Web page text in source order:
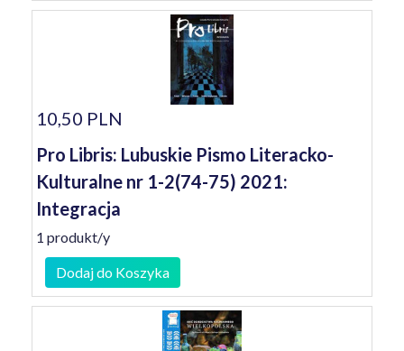
10,50 PLN
Pro Libris: Lubuskie Pismo Literacko-
Kulturalne nr 1-2(74-75) 2021:
Integracja
1 produkt/y
Dodaj do Koszyka